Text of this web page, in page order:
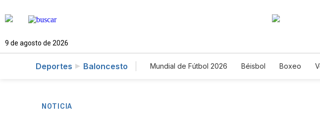
9 de agosto de 2026
Deportes Baloncesto Mundial de Fútbol 2026 Béisbol Boxeo
NOTICIA